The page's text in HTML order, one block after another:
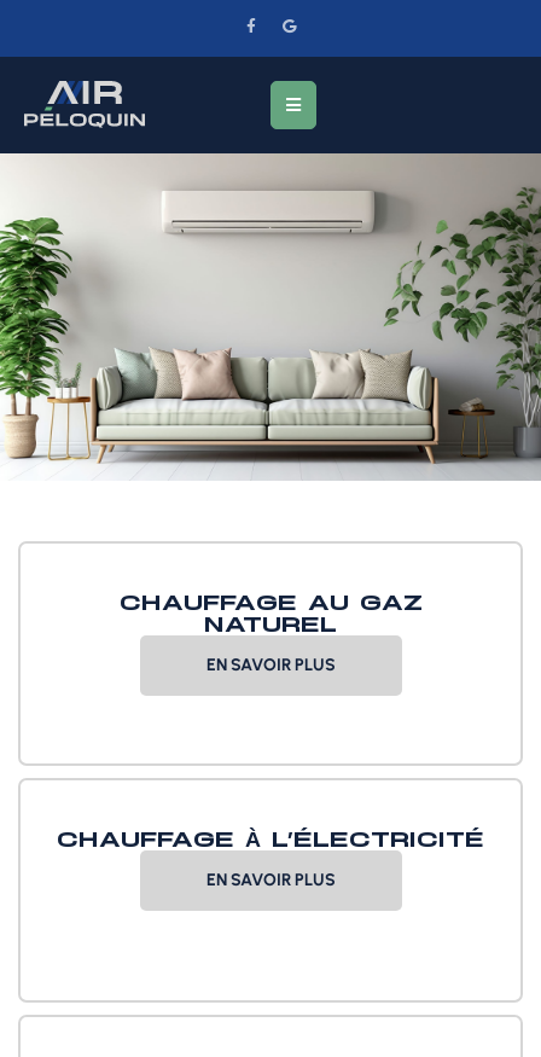
CHAUFFAGE AU GAZ
NATUREL
EN SAVOIR PLUS
CHAUFFAGE À L’ÉLECTRICITÉ
EN SAVOIR PLUS